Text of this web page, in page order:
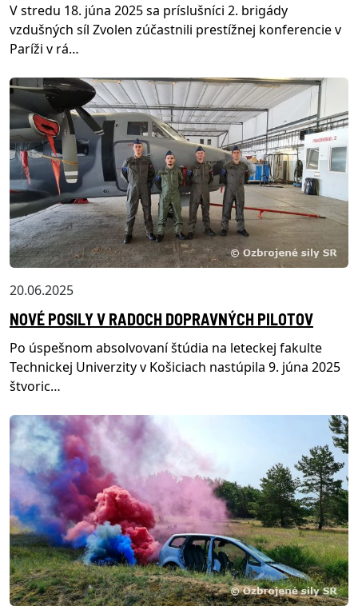
V stredu 18. júna 2025 sa príslušníci 2. brigády
vzdušných síl Zvolen zúčastnili prestížnej konferencie v
Paríži v rá…
20.06.2025
NOVÉ POSILY V RADOCH DOPRAVNÝCH PILOTOV
Po úspešnom absolvovaní štúdia na leteckej fakulte
Technickej Univerzity v Košiciach nastúpila 9. júna 2025
štvoric…